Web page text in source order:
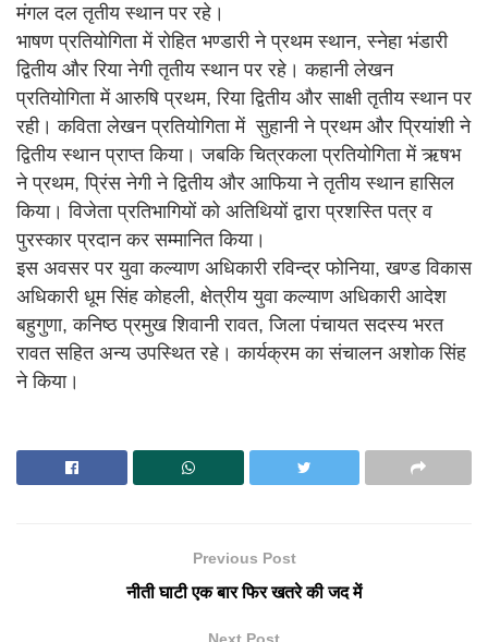
मंगल दल तृतीय स्थान पर रहे।
भाषण प्रतियोगिता में रोहित भण्डारी ने प्रथम स्थान, स्नेहा भंडारी
द्वितीय और रिया नेगी तृतीय स्थान पर रहे। कहानी लेखन
प्रतियोगिता में आरुषि प्रथम, रिया द्वितीय और साक्षी तृतीय स्थान पर
रही। कविता लेखन प्रतियोगिता में सुहानी ने प्रथम और प्रियांशी ने
द्वितीय स्थान प्राप्त किया। जबकि चित्रकला प्रतियोगिता में ऋषभ
ने प्रथम, प्रिंस नेगी ने द्वितीय और आफिया ने तृतीय स्थान हासिल
किया। विजेता प्रतिभागियों को अतिथियों द्वारा प्रशस्ति पत्र व
पुरस्कार प्रदान कर सम्मानित किया।
इस अवसर पर युवा कल्याण अधिकारी रविन्द्र फोनिया, खण्ड विकास
अधिकारी धूम सिंह कोहली, क्षेत्रीय युवा कल्याण अधिकारी आदेश
बहुगुणा, कनिष्ठ प्रमुख शिवानी रावत, जिला पंचायत सदस्य भरत
रावत सहित अन्य उपस्थित रहे। कार्यक्रम का संचालन अशोक सिंह
ने किया।
Previous Post
नीती घाटी एक बार फिर खतरे की जद में
Next Post